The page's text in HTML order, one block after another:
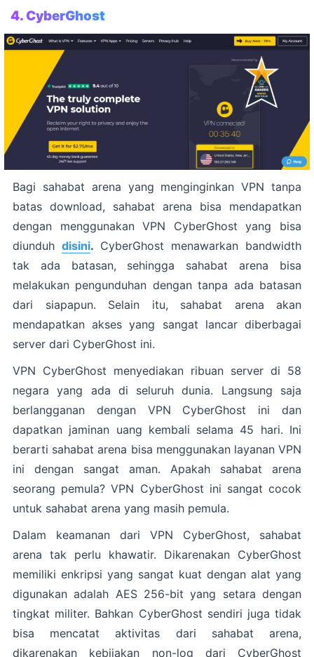
4. CyberGhost
Bagi sahabat arena yang menginginkan VPN tanpa
batas download, sahabat arena bisa mendapatkan
dengan menggunakan VPN CyberGhost yang bisa
diunduhdisini. CyberGhost menawarkan bandwidth
tak ada batasan, sehingga sahabat arena bisa
melakukan pengunduhan dengan tanpa ada batasan
dari siapapun. Selain itu, sahabat arena akan
mendapatkan akses yang sangat lancar diberbagai
server dari CyberGhost ini.
VPN CyberGhost menyediakan ribuan server di 58
negara yang ada di seluruh dunia. Langsung saja
berlangganan dengan VPN CyberGhost ini dan
dapatkan jaminan uang kembali selama 45 hari. Ini
berarti sahabat arena bisa menggunakan layanan VPN
ini dengan sangat aman. Apakah sahabat arena
seorang pemula? VPN CyberGhost ini sangat cocok
untuk sahabat arena yang masih pemula.
Dalam keamanan dari VPN CyberGhost, sahabat
arena tak perlu khawatir. Dikarenakan CyberGhost
memiliki enkripsi yang sangat kuat dengan alat yang
digunakan adalah AES 256-bit yang setara dengan
tingkat militer. Bahkan CyberGhost sendiri juga tidak
bisa mencatat aktivitas dari sahabat arena,
dikarenakan kebijakan non-log dari CyberGhost